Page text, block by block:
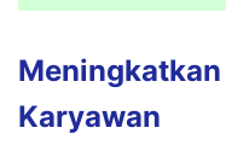
Meningkatkan
Karyawan